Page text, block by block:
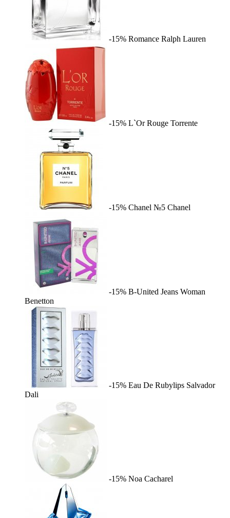
-15% Romance Ralph Lauren
-15% L`Or Rouge Torrente
-15% Chanel №5 Chanel
-15% B-United Jeans Woman
Benetton
-15% Eau De Rubylips Salvador
Dali
-15% Noa Cacharel